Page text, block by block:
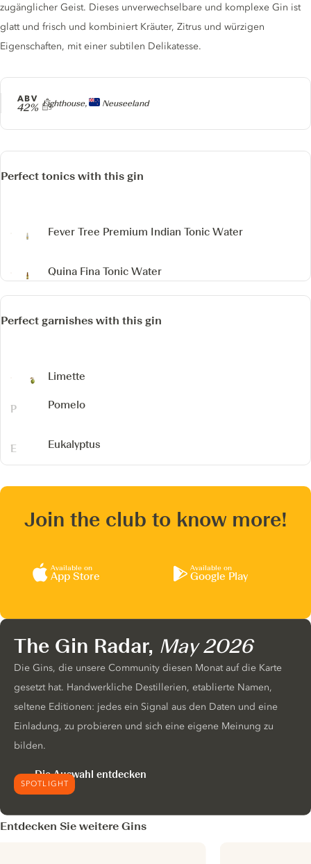
Producer
Lighthouse, Neuseeland
ABV
42%
zugänglicher Geist. Dieses unverwechselbare und komplexe Gin ist
glatt und frisch und kombiniert Kräuter, Zitrus und würzigen
Eigenschaften, mit einer subtilen Delikatesse.
Perfect tonics with this gin
Fever Tree Premium Indian Tonic Water
Quina Fina Tonic Water
Perfect garnishes with this gin
Limette
Pomelo
Eukalyptus
Join the club to know more!
Available on
App Store
Available on
Google Play
SPOTLIGHT
The Gin Radar, May 2026
Die Gins, die unsere Community diesen Monat auf die Karte
gesetzt hat. Handwerkliche Destillerien, etablierte Namen,
seltene Editionen: jedes ein Signal aus den Daten und eine
Einladung, zu probieren und sich eine eigene Meinung zu
bilden.
Die Auswahl entdecken
Entdecken Sie weitere Gins